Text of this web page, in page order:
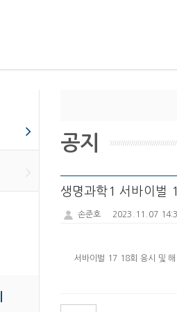
공지
생명과학1 서바이벌
손준호 2023.11.07
서바이벌 17 18회 응시 및 해